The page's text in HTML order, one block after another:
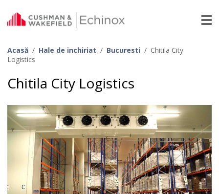
Acasă / Hale de inchiriat / Bucuresti / Chitila City
Logistics
Chitila City Logistics